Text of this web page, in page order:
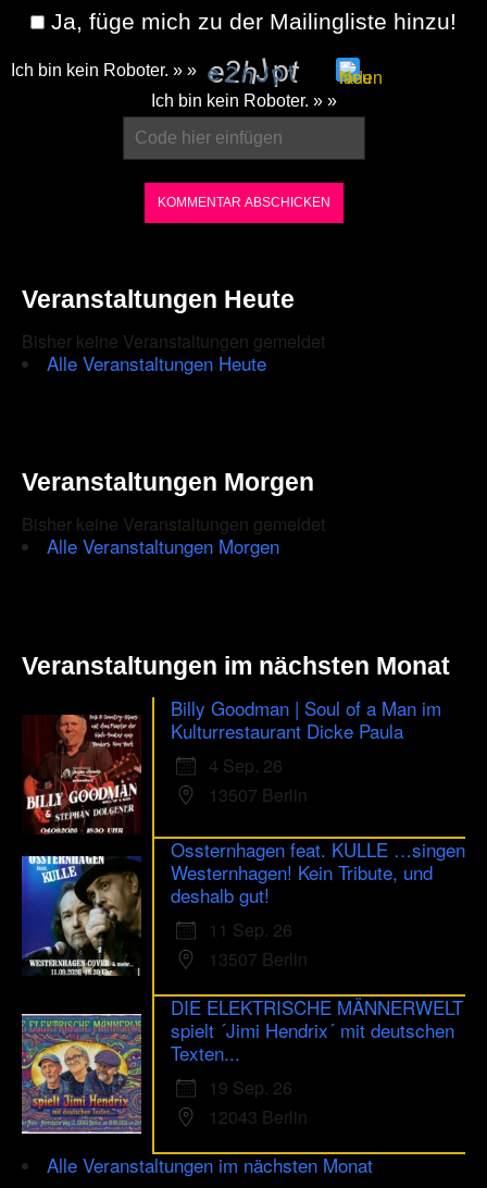
Ja, füge mich zu der Mailingliste hinzu!
Ich bin kein Roboter. » »
the
to
are
human.
Ich bin kein Roboter. » »
Veranstaltungen Heute
Bisher keine Veranstaltungen gemeldet
Alle Veranstaltungen Heute
Veranstaltungen Morgen
Bisher keine Veranstaltungen gemeldet
Alle Veranstaltungen Morgen
Veranstaltungen im nächsten Monat
Billy Goodman | Soul of a Man im
Kulturrestaurant Dicke Paula
4 Sep. 26
13507 Berlin
Ossternhagen feat. KULLE …singen
Westernhagen! Kein Tribute, und
deshalb gut!
11 Sep. 26
13507 Berlin
DIE ELEKTRISCHE MÄNNERWELT
spielt ´Jimi Hendrix´ mit deutschen
Texten...
19 Sep. 26
12043 Berlin
Alle Veranstaltungen im nächsten Monat